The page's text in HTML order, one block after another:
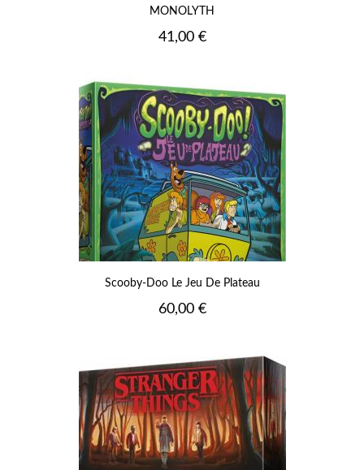
MONOLYTH
Prix
41,00 €
Scooby-Doo Le Jeu De Plateau
Prix
60,00 €